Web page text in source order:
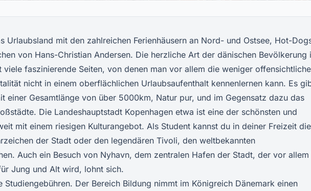
Urlaubsland mit den zahlreichen Ferienhäusern an Nord- und Ostsee, Hot-
von Hans-Christian Andersen. Die herzliche Art der dänischen Bevölkerung
faszinierende Seiten, von denen man vor allem die weniger
nicht in einem oberflächlichen Urlaubsaufenthalt kennenlernen kann. Es
einer Gesamtlänge von über 5000km, Natur pur, und im Gegensatz dazu das
Die Landeshauptstadt Kopenhagen etwa ist eine der schönsten und
mit einem riesigen Kulturangebot. Als Student kannst du in deiner Freizeit die
der Stadt oder den legendären Tivoli, den weltbekannten
Auch ein Besuch von Nyhavn, dem zentralen Hafen der Stadt, der vor allem
Jung und Alt wird, lohnt sich.
Studiengebühren. Der Bereich Bildung nimmt im Königreich Dänemark einen